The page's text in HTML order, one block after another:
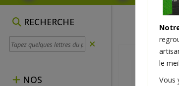
RECHERCHE
NOS
le
Vous